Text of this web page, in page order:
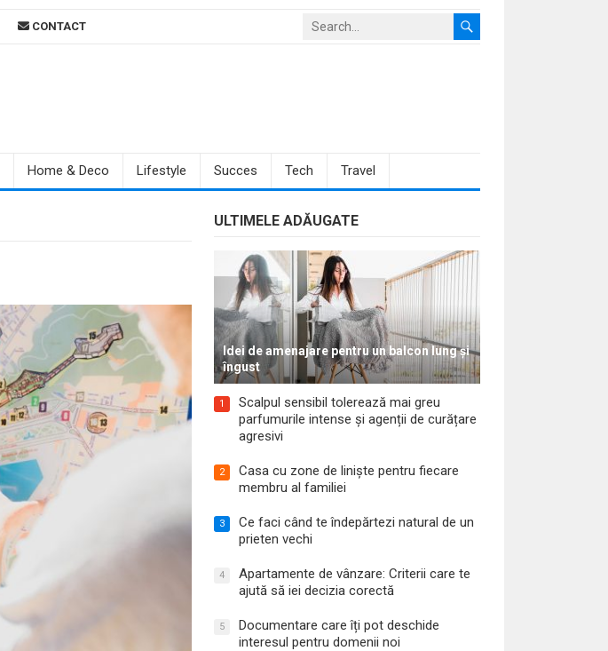
CONTACT
Home & Deco Lifestyle Succes Tech Travel
ULTIMELE ADĂUGATE
Idei de amenajare pentru un balcon lung și
îngust
1
Scalpul sensibil tolerează mai greu
parfumurile intense și agenții de curățare
agresivi
2
Casa cu zone de liniște pentru fiecare
membru al familiei
3
Ce faci când te îndepărtezi natural de un
prieten vechi
4
Apartamente de vânzare: Criterii care te
ajută să iei decizia corectă
5
Documentare care îți pot deschide
interesul pentru domenii noi